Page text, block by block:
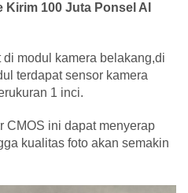
100 Juta Ponsel AI
modul kamera belakang,di
terdapat sensor kamera
1 inci.
CMOS ini dapat menyerap
kualitas foto akan semakin